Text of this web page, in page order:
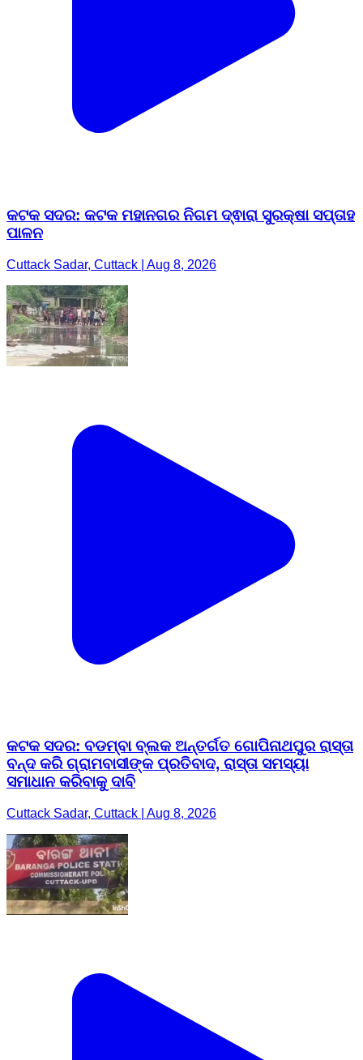
କଟକ ସଦର: କଟକ ମହାନଗର ନିଗମ ଦ୍ଵାରା ସୁରକ୍ଷା ସପ୍ତାହ
ପାଳନ
Cuttack Sadar, Cuttack | Aug 8, 2026
କଟକ ସଦର: ବଡମ୍ବା ବ୍ଲକ ଅନ୍ତର୍ଗତ ଗୋପିନାଥପୁର ରାସ୍ତା
ବନ୍ଦ କରି ଗ୍ରାମବାସୀଙ୍କ ପ୍ରତିବାଦ, ରାସ୍ତା ସମସ୍ୟା
ସମାଧାନ କରିବାକୁ ଦାବି
Cuttack Sadar, Cuttack | Aug 8, 2026